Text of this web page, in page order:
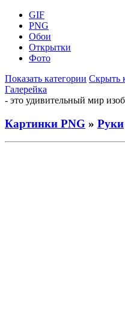
GIF
PNG
Обои
Открытки
Фото
Показать категории Скрыть
Галерейка
- это удивительный мир
Картинки PNG » Руки